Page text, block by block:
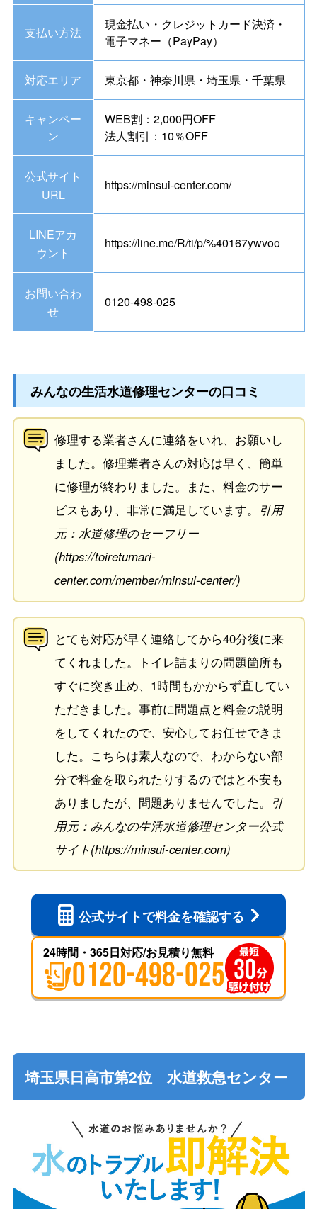
支払い方法
現金払い・クレジットカード決済・
電子マネー（PayPay）
対応エリア 東京都・神奈川県・埼玉県・千葉県
キャンペー
ン
WEB割：2,000円OFF
法人割引：10％OFF
公式サイト
URL
https://minsui-center.com/
LINEアカ
ウント
https://line.me/R/ti/p/%40167ywvoo
お問い合わ
せ
0120-498-025
みんなの生活水道修理センターの口コミ
修理する業者さんに連絡をいれ、お願いし
ました。修理業者さんの対応は早く、簡単
に修理が終わりました。また、料金のサー
ビスもあり、非常に満足しています。 引用
元：水道修理のセーフリー
(https://toiretumari-
center.com/member/minsui-center/)
とても対応が早く連絡してから40分後に来
てくれました。トイレ詰まりの問題箇所も
すぐに突き止め、1時間もかからず直してい
ただきました。事前に問題点と料金の説明
をしてくれたので、安心してお任せできま
した。こちらは素人なので、わからない部
分で料金を取られたりするのではと不安も
ありましたが、問題ありませんでした。
引
用元：みんなの生活水道修理センター公式
サイト(https://minsui-center.com)
公式サイトで料金を確認する
24時間・365日対応/お見積り無料
0120-498-025
埼玉県日高市第2位 水道救急センター